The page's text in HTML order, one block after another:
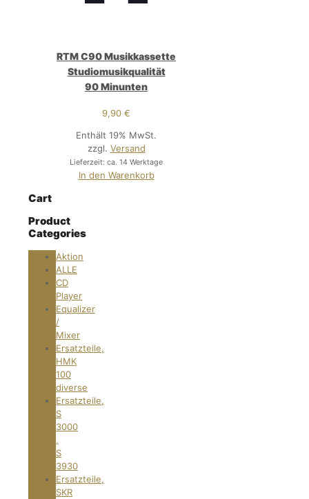
RTM C90 Musikkassette
Studiomusikqualität
90 Minunten
9,90€
Enthält 19% MwSt.
zzgl. Versand
Lieferzeit: ca. 14 Werktage
In den Warenkorb
Cart
Product
Categories
Aktion
ALLE
CD
Player
Equalizer
/
Mixer
Ersatzteile,
HMK
100
diverse
Ersatzteile,
S
3000
,
S
3930
Ersatzteile,
SKR